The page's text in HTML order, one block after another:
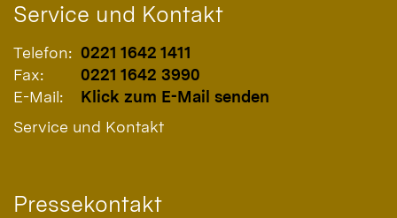
Service und Kontakt
Telefon: 0221 1642 1411
Fax:
0221 1642 3990
E-Mail:
Klick zum E-Mail senden
Service und Kontakt
Pressekontakt